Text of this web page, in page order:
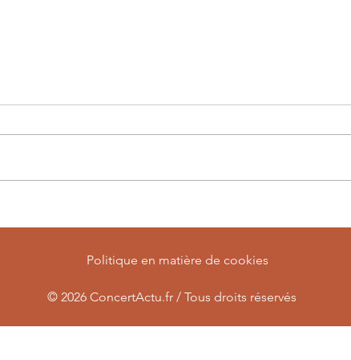
Festival de Poupet
Politique en matière de cookies
© 2026 ConcertActu.fr / Tous droits réservés